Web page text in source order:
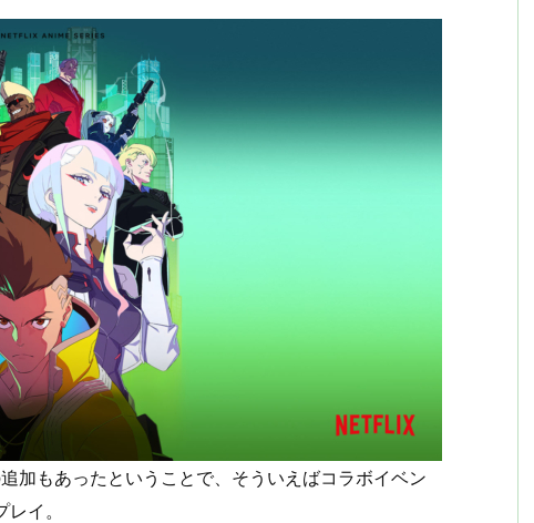
加もあったということで、そういえばコラボイベン
イ。